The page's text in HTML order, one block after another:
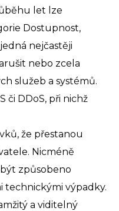
let lze
Dostupnost,
nejčastěji
nebo zcela
služeb a systémů.
či DDoS, při nichž
že přestanou
Nicméně
způsobeno
technickými výpadky.
a viditelný